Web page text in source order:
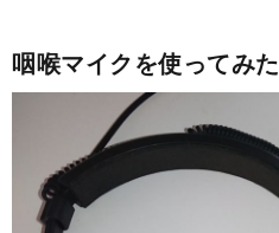
咽喉マイクを使ってみた